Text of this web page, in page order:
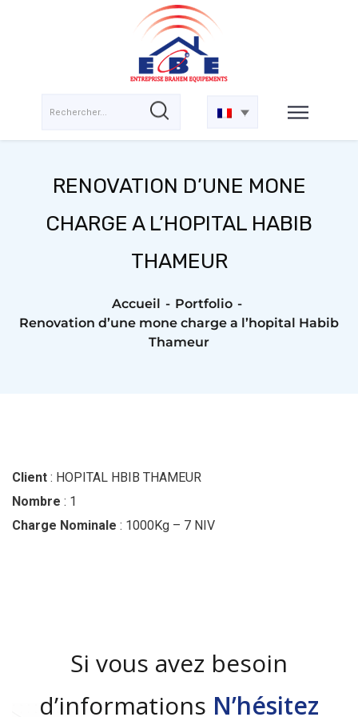
RENOVATION D’UNE MONE
CHARGE A L’HOPITAL HABIB
THAMEUR
Accueil
Portfolio
Renovation d’une mone charge a l’hopital Habib
Thameur
Client : HOPITAL HBIB THAMEUR
Nombre : 1
Charge Nominale : 1000Kg – 7 NIV
Si vous avez besoin
d’informations N’hésitez